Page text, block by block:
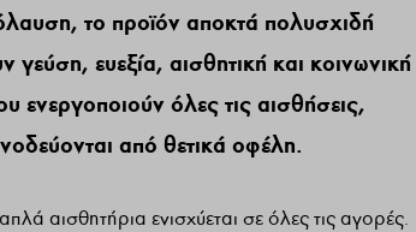
το προϊόν αποκτά πολυσχιδή
ευεξία, αισθητική και κοινωνική
ενεργοποιούν όλες τις αισθήσεις,
από θετικά οφέλη.
αισθητήρια ενισχύεται σε όλες τις αγορές.